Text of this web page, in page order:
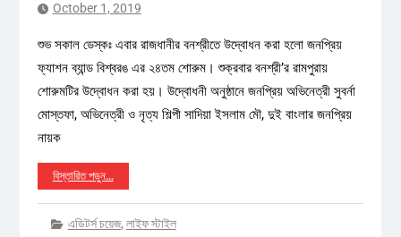
October 1, 2019
শুভ সকাল ডেস্কঃ এবার রাজধানীর বনশ্রীতে উদ্বোধন করা হলো জনপ্রিয়
ফ্যাশন ব্যান্ড বিশ্বরঙ এর ২৪তম শোরুম। শুক্রবার বনশ্রী’র রামপুরায়
শোরুমটির উদ্বোধন করা হয়। উদ্বোধনী অনুষ্ঠানে জনপ্রিয় অভিনেত্রী সুবর্না
মোস্তফা, অভিনেত্রী ও নৃত্য শিল্পী সাদিয়া ইসলাম মৌ, দুই বাংলার জনপ্রিয়
নায়ক
বিস্তারিত পড়ুন…
এডিটর্স চয়েজ, লাইফ স্টাইল